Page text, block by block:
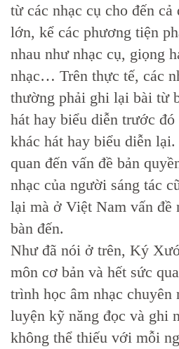
từ các nhạc cụ cho đến cả
lớn, kể các phương tiện
nhau như nhạc cụ, giọng
nhạc… Trên thực tế, các
thường phải ghi lại bài từ
hát hay biểu diễn trước
khác hát hay biểu diễn
quan đến vấn đề bản
nhạc của người sáng tác
lại mà ở Việt Nam vấn đề
bàn đến.
Như đã nói ở trên, Ký
môn cơ bản và hết sức
trình học âm nhạc chuyên
luyện kỹ năng đọc và ghi
không thể thiếu với mỗi